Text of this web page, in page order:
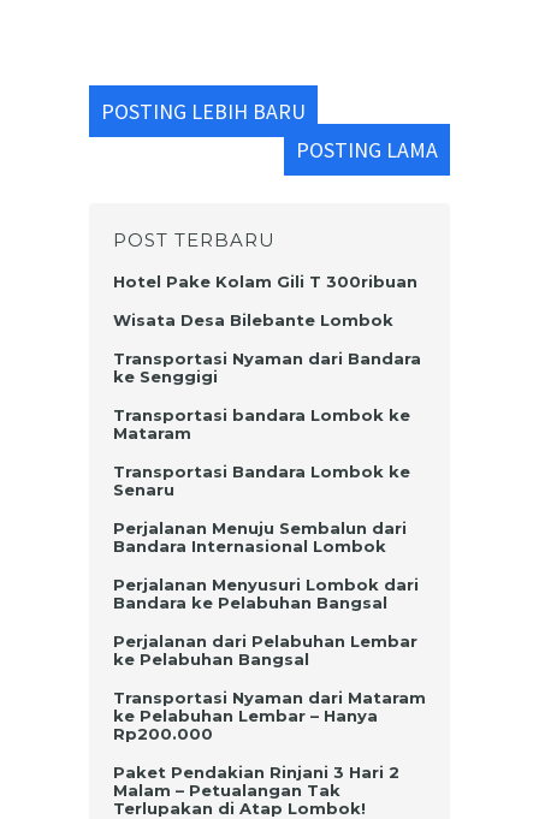
POSTING LEBIH BARU
POSTING LAMA
POST TERBARU
Hotel Pake Kolam Gili T 300ribuan
Wisata Desa Bilebante Lombok
Transportasi Nyaman dari Bandara
ke Senggigi
Transportasi bandara Lombok ke
Mataram
Transportasi Bandara Lombok ke
Senaru
Perjalanan Menuju Sembalun dari
Bandara Internasional Lombok
Perjalanan Menyusuri Lombok dari
Bandara ke Pelabuhan Bangsal
Perjalanan dari Pelabuhan Lembar
ke Pelabuhan Bangsal
Transportasi Nyaman dari Mataram
ke Pelabuhan Lembar – Hanya
Rp200.000
Paket Pendakian Rinjani 3 Hari 2
Malam – Petualangan Tak
Terlupakan di Atap Lombok!